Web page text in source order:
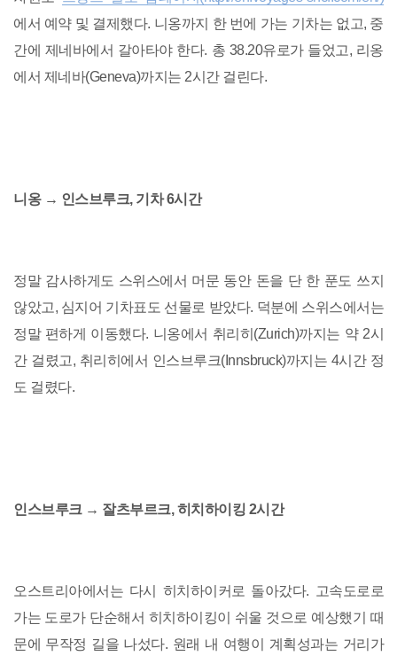
에서 예약 및 결제했다. 니옹까지 한 번에 가는 기차는 없고, 중
간에 제네바에서 갈아타야 한다. 총 38.20유로가 들었고, 리옹
에서 제네바(Geneva)까지는 2시간 걸린다.
니옹 → 인스브루크, 기차 6시간
정말 감사하게도 스위스에서 머문 동안 돈을 단 한 푼도 쓰지
않았고, 심지어 기차표도 선물로 받았다. 덕분에 스위스에서는
정말 편하게 이동했다. 니옹에서 취리히(Zurich)까지는 약 2시
간 걸렸고, 취리히에서 인스브루크(Innsbruck)까지는 4시간 정
도 걸렸다.
인스브루크 → 잘츠부르크, 히치하이킹 2시간
오스트리아에서는 다시 히치하이커로 돌아갔다. 고속도로로
가는 도로가 단순해서 히치하이킹이 쉬울 것으로 예상했기 때
문에 무작정 길을 나섰다. 원래 내 여행이 계획성과는 거리가